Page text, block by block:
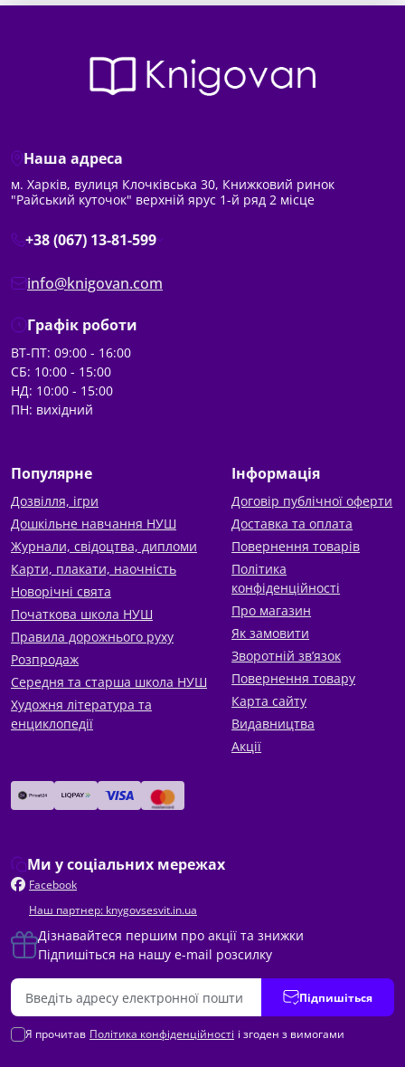
Наша адреса
м. Харків, вулиця Клочківська 30, Книжковий ринок
"Райський куточок" верхній ярус 1-й ряд 2 місце
+38 (067) 13-81-599
info@knigovan.com
Графік роботи
ВТ-ПТ: 09:00 - 16:00
СБ: 10:00 - 15:00
НД: 10:00 - 15:00
ПН: вихідний
Популярне
Дозвілля, ігри
Дошкільне навчання НУШ
Журнали, свідоцтва, дипломи
Карти, плакати, наочність
Новорічні свята
Початкова школа НУШ
Правила дорожнього руху
Розпродаж
Середня та старша школа НУШ
Художня література та
енциклопедії
Інформація
Договір публічної оферти
Доставка та оплата
Повернення товарів
Політика
конфіденційності
Про магазин
Як замовити
Зворотній зв’язок
Повернення товару
Карта сайту
Видавництва
Акції
Ми у соціальних мережах
Facebook
Наш партнер: knygovsesvit.in.ua
Дізнавайтеся першим про акції та знижки
Підпишіться на нашу e-mail розсилку
Підпишіться
Я прочитав Політика конфіденційності і згоден з вимогами